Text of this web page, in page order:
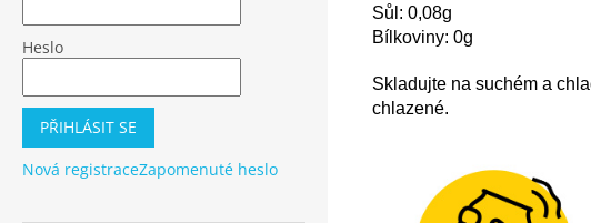
Heslo
PŘIHLÁSIT SE
Nová registraceZapomenuté heslo
Sůl: 0,08g
Bílkoviny: 0g
Skladujte na suchém a
chlazené.